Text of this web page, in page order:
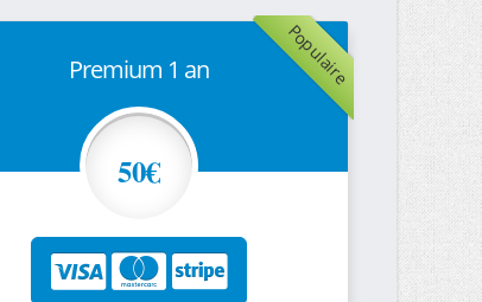
Populaire
Premium 1 an
50€